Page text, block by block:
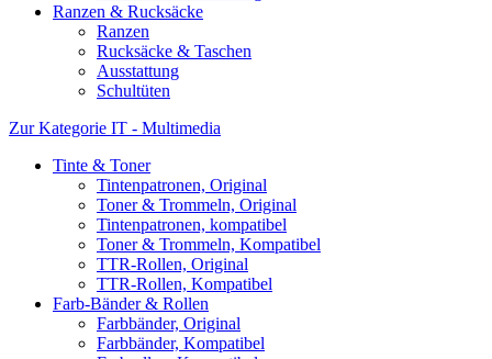
Ranzen & Rucksäcke
Ranzen
Rucksäcke & Taschen
Ausstattung
Schultüten
Zur Kategorie IT - Multimedia
Tinte & Toner
Tintenpatronen, Original
Toner & Trommeln, Original
Tintenpatronen, kompatibel
Toner & Trommeln, Kompatibel
TTR-Rollen, Original
TTR-Rollen, Kompatibel
Farb-Bänder & Rollen
Farbbänder, Original
Farbbänder, Kompatibel